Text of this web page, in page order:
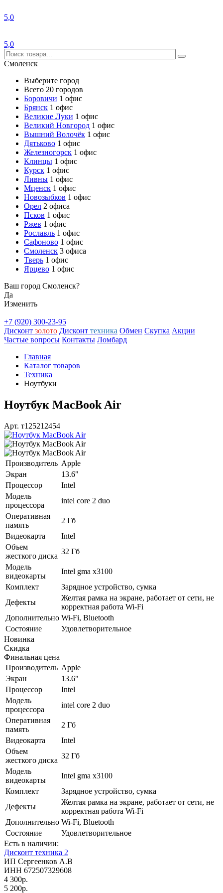
5,0
5,0
Смоленск
Выберите город
Всего 20 городов
Боровичи 1 офис
Брянск 1 офис
Великие Луки 1 офис
Великий Новгород 1 офис
Вышний Волочёк 1 офис
Дятьково 1 офис
Железногорск 1 офис
Клинцы 1 офис
Курск 1 офис
Ливны 1 офис
Мценск 1 офис
Новозыбков 1 офис
Орел 2 офиса
Псков 1 офис
Ржев 1 офис
Рославль 1 офис
Сафоново 1 офис
Смоленск 3 офиса
Тверь 1 офис
Ярцево 1 офис
Ваш город Смоленск?
Да
Изменить
+7 (920) 300-23-95
Дисконт золото Дисконт техника Обмен Скупка Акции
Частые вопросы Контакты Ломбард
Главная
Каталог товаров
Техника
Ноутбуки
Ноутбук MacBook Air
Арт. т125212454
Производитель Apple
Экран
13.6"
Процессор
Intel
Модель
процессора
intel core 2 duo
Оперативная
память
2 Гб
Видеокарта
Intel
Объем
жесткого диска
32 Гб
Модель
видеокарты
Intel gma x3100
Комплект
Зарядное устройство, сумка
Дефекты
Желтая рамка на экране, работает от сети, не
корректная работа Wi-Fi
Дополнительно Wi-Fi, Bluetooth
Состояние
Удовлетворительное
Новинка
Скидка
Финальная цена
Производитель Apple
Экран
13.6"
Процессор
Intel
Модель
процессора
intel core 2 duo
Оперативная
память
2 Гб
Видеокарта
Intel
Объем
жесткого диска
32 Гб
Модель
видеокарты
Intel gma x3100
Комплект
Зарядное устройство, сумка
Дефекты
Желтая рамка на экране, работает от сети, не
корректная работа Wi-Fi
Дополнительно Wi-Fi, Bluetooth
Состояние
Удовлетворительное
Есть в наличии:
Дисконт техника 2
ИП Сергеенков А.В
ИНН 672507329608
4 300р.
5 200р.